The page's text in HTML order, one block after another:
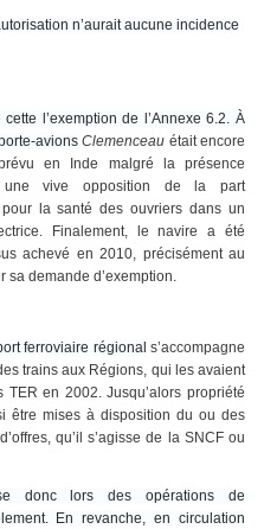
n’aurait aucune incidence
l’exemption de l’Annexe 6.2. À
avionsClemenceau était encore
en Inde malgré la présence
une vive opposition de la part
pour la santé des ouvriers dans un
Finalement, le navire a été
achevé en 2010, précisément au
sa demande d’exemption.
ferroviaire régional s’accompagne
trains aux Régions, qui les avaient
en 2002. Jusqu’alors propriété
être mises à disposition du ou des
qu’il s’agisse de la SNCF ou
donc lors des opérations de
En revanche, en circulation